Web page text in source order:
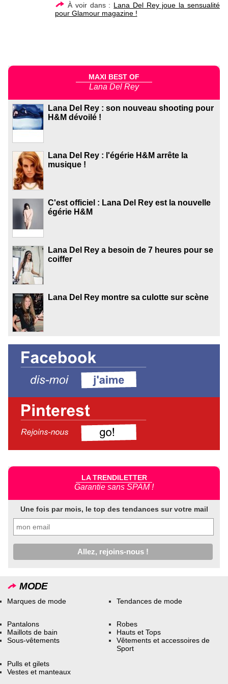
À voir dans : Lana Del Rey joue la sensualité
pour Glamour magazine !
MAXI BEST OF
Lana Del Rey
Lana Del Rey : son nouveau shooting pour
H&M dévoilé !
Lana Del Rey : l'égérie H&M arrête la
musique !
C'est officiel : Lana Del Rey est la nouvelle
égérie H&M
Lana Del Rey a besoin de 7 heures pour se
coiffer
Lana Del Rey montre sa culotte sur scène
LA TRENDILETTER
Garantie sans SPAM !
Une fois par mois, le top des tendances sur votre mail
MODE
Marques de mode Tendances de mode
Pantalons
Maillots de bain
Sous-vêtements
Robes
Hauts et Tops
Vêtements et accessoires de
Sport
Pulls et gilets
Vestes et manteaux